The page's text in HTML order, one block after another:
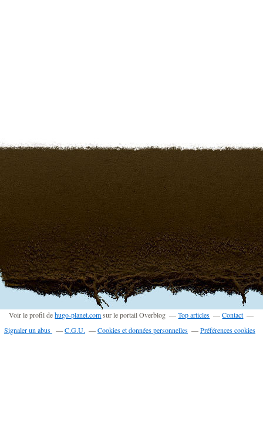
Voir le profil dehugo-planet.comsur le portail Overblog Top articles
Contact
Signaler un abus
C.G.U. Cookies et données personnelles Préférences cookies